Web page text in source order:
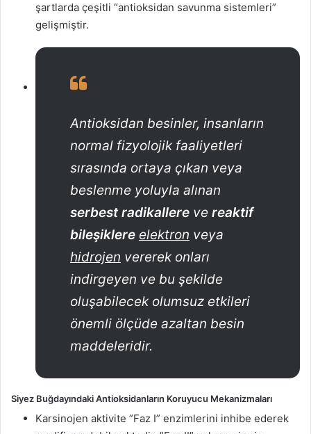
şartlarda çeşitli “antioksidan savunma sistemleri”
gelişmiştir.
Antioksidan besinler, insanların
normal fizyolojik faaliyetleri
sırasında ortaya çıkan veya
beslenme yoluyla alınan
serbest radikallere ve reaktif
bileşiklere elektron veya
hidrojen vererek onları
indirgeyen ve bu şekilde
oluşabilecek olumsuz etkileri
önemli ölçüde azaltan besin
maddeleridir.
Siyez Buğdayındaki Antioksidanların Koruyucu Mekanizmaları
Karsinojen aktivite ”Faz I” enzimlerini inhibe ederek